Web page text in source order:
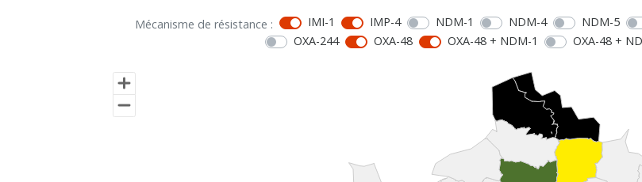
Mécanisme de résistance : IMI-1 IMP-4 NDM-1 NDM-4 NDM-5
OXA-244
OXA-48 OXA-48 + NDM-1 OXA-48 +